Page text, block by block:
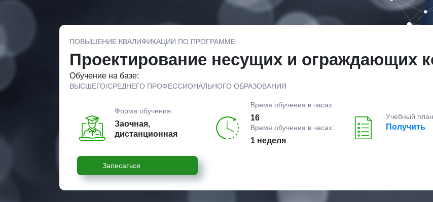
ПОВЫШЕНИЕ КВАЛИФИКАЦИИ ПО ПРОГРАММЕ:
Проектирование несущих и ограждающих
Обучение на базе:
ВЫСШЕГО/СРЕДНЕГО ПРОФЕССИОНАЛЬНОГО ОБРАЗОВАНИЯ
Форма обучения:
Заочная,
дистанционная
Время обучения в часах:
16
Время обучения в часах:
1 неделя
Учебный
Получить
Записаться